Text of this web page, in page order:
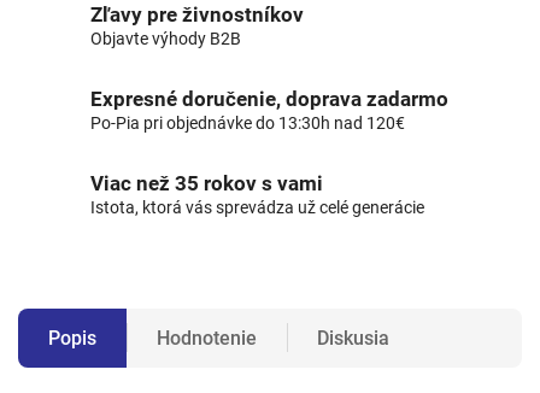
Zľavy pre živnostníkov
Objavte výhody B2B
Expresné doručenie, doprava zadarmo
Po-Pia pri objednávke do 13:30h nad 120€
Viac než 35 rokov s vami
Istota, ktorá vás sprevádza už celé generácie
Popis Hodnotenie Diskusia